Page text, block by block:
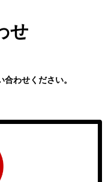
記の窓口までお願い
野4丁目16-22
せ
わせください。